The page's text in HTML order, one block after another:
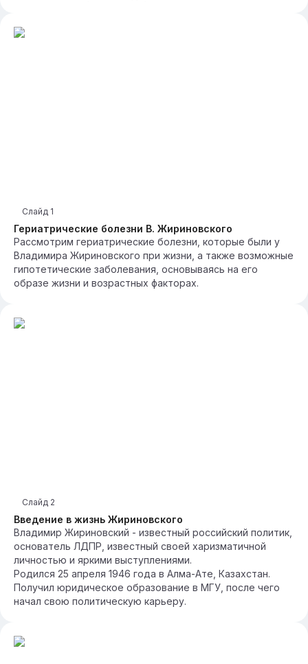
Гериатрические болезни В. Жириновского
Слайд 1
Рассмотрим гериатрические болезни, которые были у
Владимира Жириновского при жизни, а также возможные
гипотетические заболевания, основываясь на его
образе жизни и возрастных факторах.
Введение в жизнь Жириновского
Слайд 2
Владимир Жириновский - известный российский политик,
основатель ЛДПР, известный своей харизматичной
личностью и яркими выступлениями.
Родился 25 апреля 1946 года в Алма-Ате, Казахстан.
Получил юридическое образование в МГУ, после чего
начал свою политическую карьеру.